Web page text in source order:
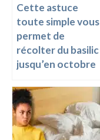
Cette astuce
toute simple vous
permet de
récolter du basilic
jusqu’en octobre